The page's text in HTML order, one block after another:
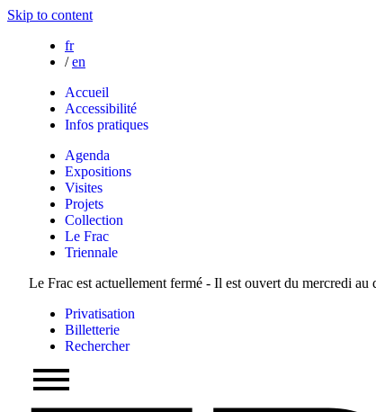
Skip to content
fr
/ en
Accueil
Accessibilité
Infos pratiques
Agenda
Expositions
Visites
Projets
Collection
Le Frac
Triennale
Le Frac est actuellement fermé - Il est ouvert du mercredi au
Privatisation
Billetterie
Rechercher